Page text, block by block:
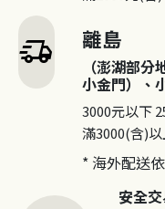
delivery_truck_speed 離島
（澎湖部
小金門）、
3000元以下
滿3000(含)以
* 海外配送
安全